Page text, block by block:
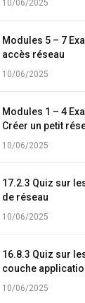
10/06/2025
Modules 5 – 7
accès réseau
10/06/2025
Modules 1 – 4
Créer un petit
10/06/2025
17.2.3 Quiz sur
de réseau
10/06/2025
16.8.3 Quiz sur
couche
10/06/2025